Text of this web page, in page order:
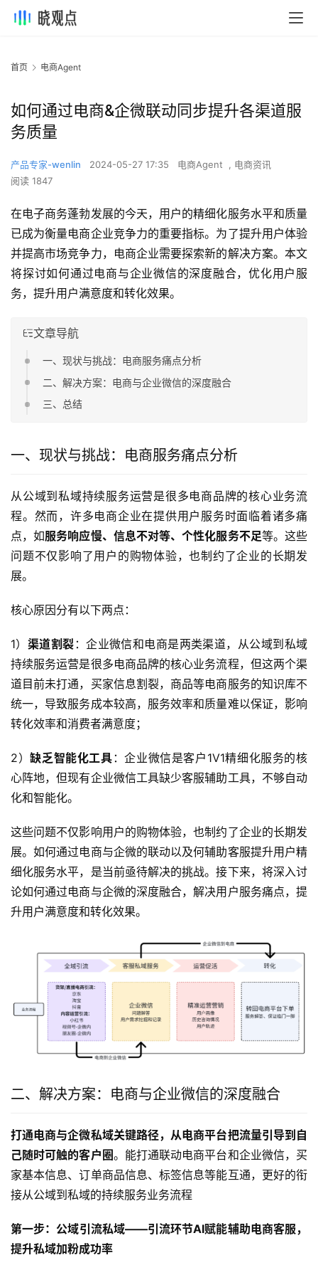
首页 电商Agent
如何通过电商&企微联动同步提升各渠道服
务质量
产品专家-wenlin 2024-05-27 17:35 电商Agent , 电商资讯
阅读 1847
在电子商务蓬勃发展的今天，用户的精细化服务水平和质量
已成为衡量电商企业竞争力的重要指标。为了提升用户体验
并提高市场竞争力，电商企业需要探索新的解决方案。本文
将探讨如何通过电商与企业微信的深度融合，优化用户服
务，提升用户满意度和转化效果。
文章导航
一、现状与挑战：电商服务痛点分析
二、解决方案：电商与企业微信的深度融合
三、总结
一、现状与挑战：电商服务痛点分析
从公域到私域持续服务运营是很多电商品牌的核心业务流
程。然而，许多电商企业在提供用户服务时面临着诸多痛
点，如服务响应慢、信息不对等、个性化服务不足等。这些
问题不仅影响了用户的购物体验，也制约了企业的长期发
展。
核心原因分有以下两点：
1） 渠道割裂 ：企业微信和电商是两类渠道，从公域到私域
持续服务运营是很多电商品牌的核心业务流程，但这两个渠
道目前未打通，买家信息割裂，商品等电商服务的知识库不
统一，导致服务成本较高，服务效率和质量难以保证，影响
转化效率和消费者满意度；
2）缺乏智能化工具 ：企业微信是客户1V1精细化服务的核
心阵地，但现有企业微信工具缺少客服辅助工具，不够自动
化和智能化。
这些问题不仅影响用户的购物体验，也制约了企业的长期发
展。如何通过电商与企微的联动以及何辅助客服提升用户精
细化服务水平，是当前亟待解决的挑战。接下来，将深入讨
论如何通过电商与企微的深度融合，解决用户服务痛点，提
升用户满意度和转化效果。
二、解决方案：电商与企业微信的深度融合
打通电商与企微私域关键路径，从电商平台把流量引导到自
己随时可触的客户圈。能打通联动电商平台和企业微信，买
家基本信息、订单商品信息、标签信息等能互通，更好的衔
接从公域到私域的持续服务业务流程
第一步：公域引流私域——引流环节AI赋能辅助电商客服，
提升私域加粉成功率